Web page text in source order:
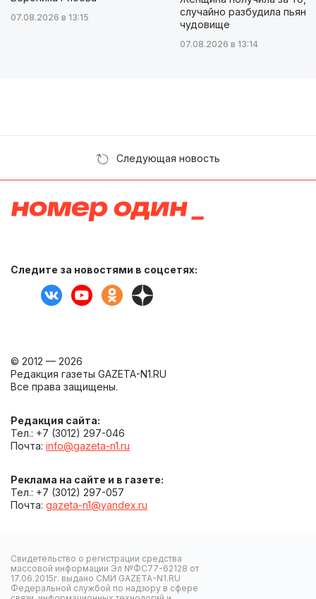
07.08.2026 в 13:15
случайно разбудила
чудовище
07.08.2026 в 13:14
Следующая новость
Следите за новостями в соцсетях:
© 2012 — 2026
Редакция газеты GAZETA-N1.RU
Все права защищены.
Редакция сайта:
Тел.: +7 (3012) 297-046
Почта: info@gazeta-n1.ru
Реклама на сайте и в газете:
Тел.: +7 (3012) 297-057
Почта: gazeta-n1@yandex.ru
Свидетельство о регистрации средства
массовой информации Эл №ФС77-62128 от
17.06.2015г. выдано СМИ GAZETA-N1.RU
Федеральной службой по надзору в сфере